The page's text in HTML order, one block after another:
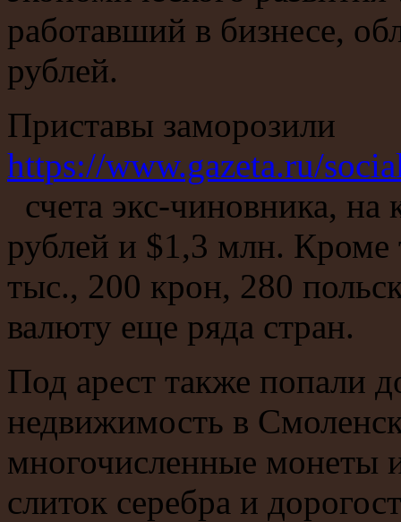
работавший в бизнесе,
рублей.
Приставы заморозили
https://www.gazeta.ru/
счета экс-чиновника,
рублей и $1,3 млн. Кроме
тыс., 200 крон, 280
валюту еще ряда стран.
Под арест также попали
недвижимость в
многочисленные монеты
слиток серебра и